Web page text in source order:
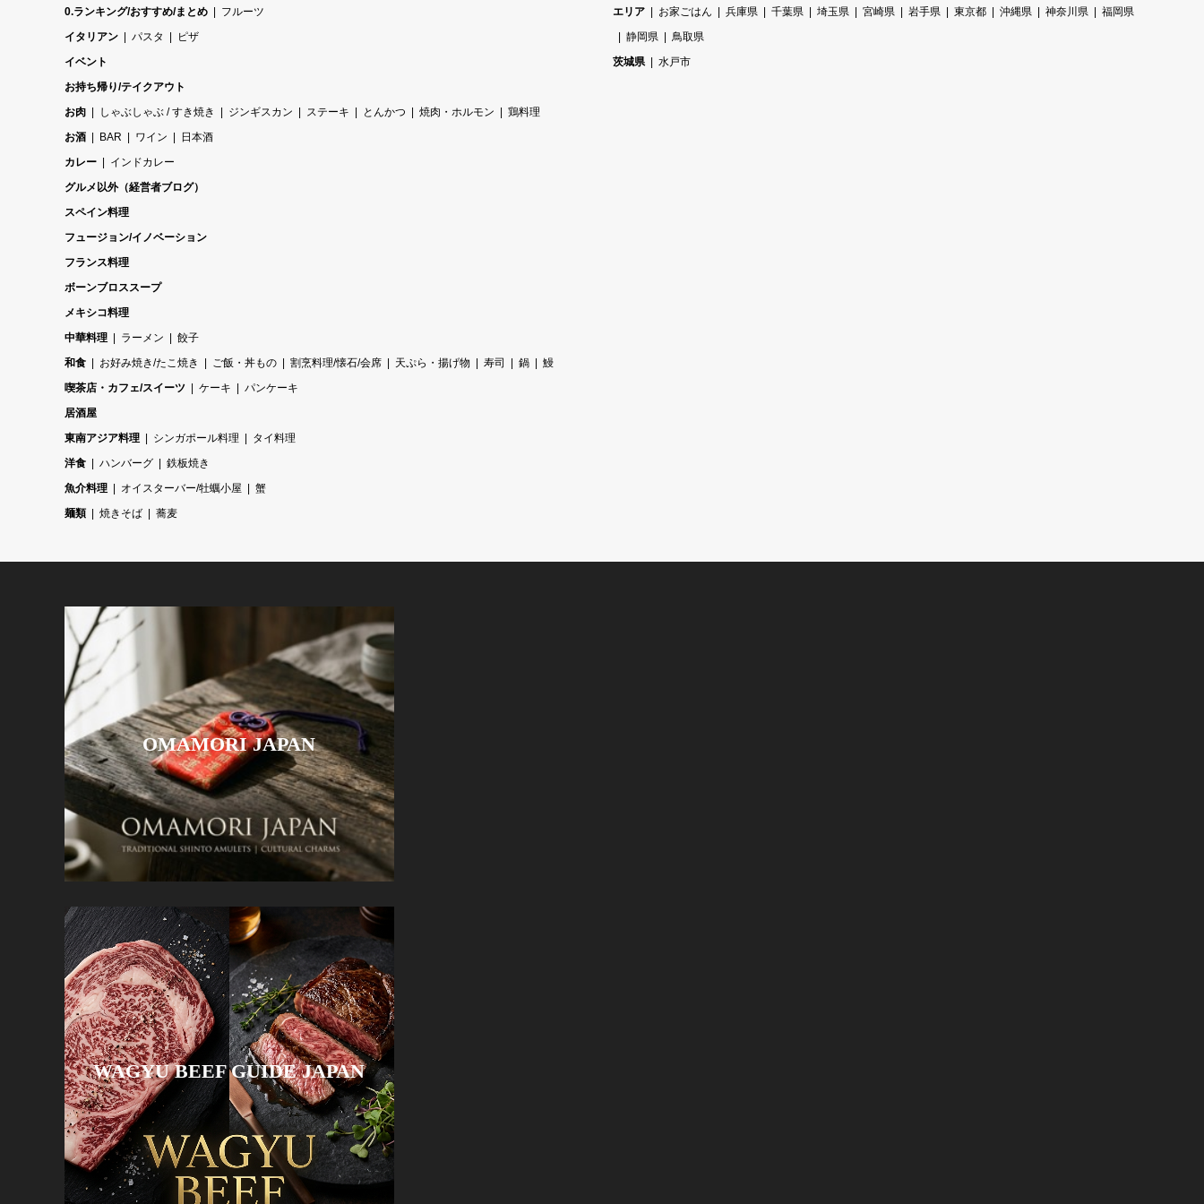
0.ランキング/おすすめ/まとめ
フルーツ
イタリアン
パスタ
ピザ
イベント
お持ち帰り/テイクアウト
お肉
しゃぶしゃぶ / すき焼き ジンギスカン ステーキ とんかつ 焼肉・ホルモン
鶏料理
お酒
BAR ワイン
日本酒
カレー
インドカレー
グルメ以外（経営者ブログ）
スペイン料理
フュージョン/イノベーション
フランス料理
ボーンブロススープ
メキシコ料理
中華料理
ラーメン
餃子
和食
お好み焼き/たこ焼き ご飯・丼もの 割烹料理/懐石/会席 天ぷら・揚げ物 寿司 鍋
鰻
喫茶店・カフェ/スイーツ
ケーキ
パンケーキ
居酒屋
東南アジア料理
シンガポール料理
タイ料理
洋食
ハンバーグ
鉄板焼き
魚介料理
オイスターバー/牡蠣小屋
蟹
麺類
焼きそば 蕎麦
エリア お家ごはん 兵庫県 千葉県 埼玉県 宮崎県 岩手県 東京都 沖縄県 神奈川県
福岡県
静岡県
鳥取県
茨城県
水戸市
OMAMORI JAPAN
WAGYU BEEF GUIDE JAPAN